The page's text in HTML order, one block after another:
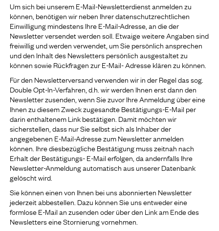
Um sich bei unserem E-Mail-Newsletterdienst anmelden zu
können, benötigen wir neben Ihrer datenschutzrechtlichen
Einwilligung mindestens Ihre E-Mail-Adresse, an die der
Newsletter versendet werden soll. Etwaige weitere Angaben sind
freiwillig und werden verwendet, um Sie persönlich ansprechen
und den Inhalt des Newsletters persönlich ausgestaltet zu
können sowie Rückfragen zur E-Mail- Adresse klären zu können.
Für den Newsletterversand verwenden wir in der Regel das sog.
Double Opt-In-Verfahren, d.h. wir werden Ihnen erst dann den
Newsletter zusenden, wenn Sie zuvor Ihre Anmeldung über eine
Ihnen zu diesem Zweck zugesandte Bestätigungs-E-Mail per
darin enthaltenem Link bestätigen. Damit möchten wir
sicherstellen, dass nur Sie selbst sich als Inhaber der
angegebenen E-Mail-Adresse zum Newsletter anmelden
können. Ihre diesbezügliche Bestätigung muss zeitnah nach
Erhalt der Bestätigungs- E-Mail erfolgen, da andernfalls Ihre
Newsletter-Anmeldung automatisch aus unserer Datenbank
gelöscht wird.
Sie können einen von Ihnen bei uns abonnierten Newsletter
jederzeit abbestellen. Dazu können Sie uns entweder eine
formlose E-Mail an zusenden oder über den Link am Ende des
Newsletters eine Stornierung vornehmen.